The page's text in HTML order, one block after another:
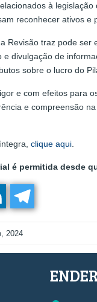
à
reconhecer ativos e
Revisão traz pode
divulgação de
sobre o lucro do
e com efeitos para
e compreensão
clique aqui.
é permitida desde
2024